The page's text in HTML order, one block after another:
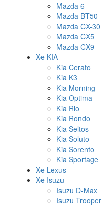
Mazda 6
Mazda BT50
Mazda CX-30
Mazda CX5
Mazda CX9
Xe KIA
Kia Cerato
Kia K3
Kia Morning
Kia Optima
Kia Rio
Kia Rondo
Kia Seltos
Kia Soluto
Kia Sorento
Kia Sportage
Xe Lexus
Xe Isuzu
Isuzu D-Max
Isuzu Trooper